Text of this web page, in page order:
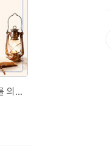
내가 두려워하는 날에는 내가 주를 의지하리이다